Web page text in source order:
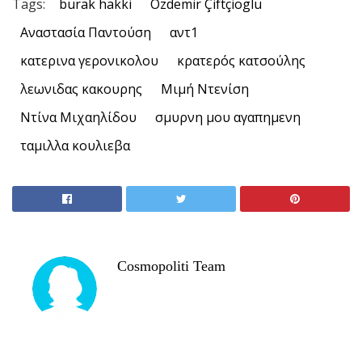
Tags: burak hakki
Özdemir Çiftçioglu
Αναστασία Παντούση
αντ1
κατερινα γερονικολου
κρατερός κατσούλης
λεωνιδας κακουρης
Μιμή Ντενίση
Ντίνα Μιχαηλίδου
σμυρνη μου αγαπημενη
ταμιλλα κουλιεβα
Cosmopoliti Team